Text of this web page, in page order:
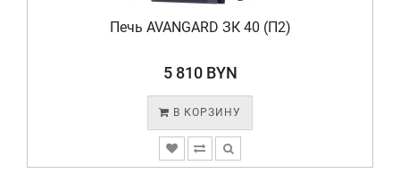
Печь AVANGARD ЗК 40 (П2)
5 810 BYN
В КОРЗИНУ